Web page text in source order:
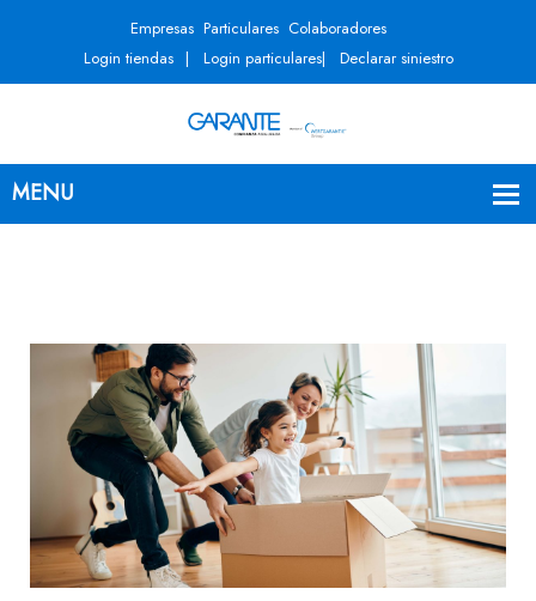
Empresas Particulares Colaboradores
Login tiendas
Login particulares Declarar siniestro